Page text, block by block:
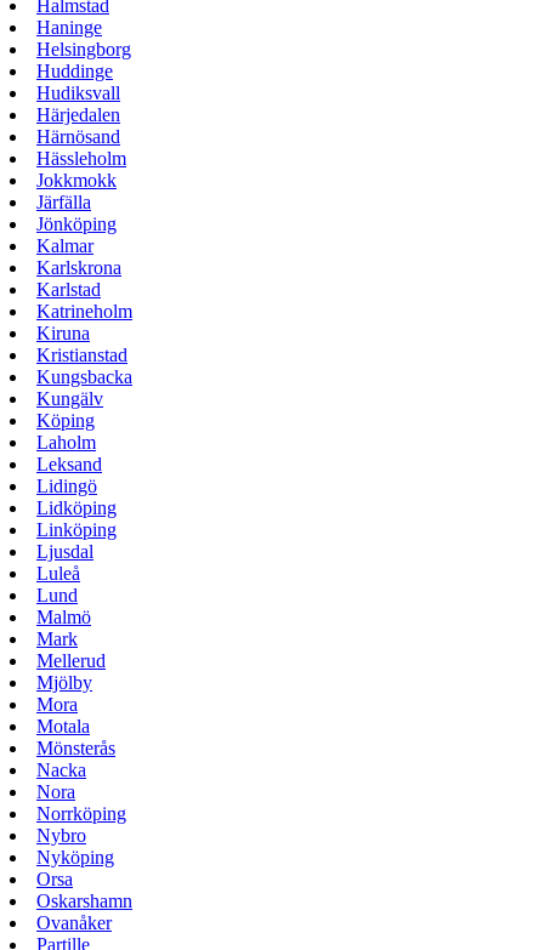
Halmstad
Haninge
Helsingborg
Huddinge
Hudiksvall
Härjedalen
Härnösand
Hässleholm
Jokkmokk
Järfälla
Jönköping
Kalmar
Karlskrona
Karlstad
Katrineholm
Kiruna
Kristianstad
Kungsbacka
Kungälv
Köping
Laholm
Leksand
Lidingö
Lidköping
Linköping
Ljusdal
Luleå
Lund
Malmö
Mark
Mellerud
Mjölby
Mora
Motala
Mönsterås
Nacka
Nora
Norrköping
Nybro
Nyköping
Orsa
Oskarshamn
Ovanåker
Partille